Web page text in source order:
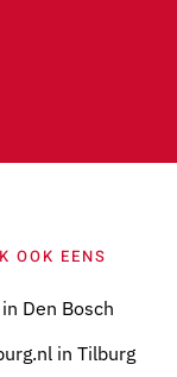
OOK EENS
Den Bosch
in Tilburg